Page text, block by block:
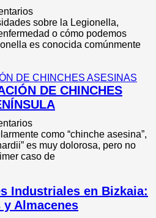
sobre la Legionella,
o cómo podemos
es conocida comúnmente
DE CHINCHES
como “chinche asesina”,
es muy dolorosa, pero no
caso de
Industriales en Bizkaia:
y Almacenes